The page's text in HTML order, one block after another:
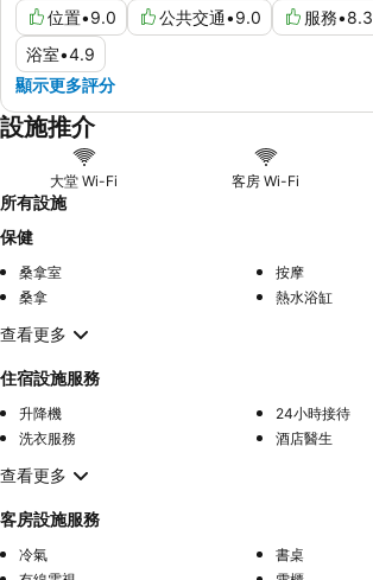
位置•9.0 公共交通•9.0 服務•8.3
浴室•4.9
顯示更多評分
設施推介
大堂 Wi-Fi 客房 Wi-Fi
所有設施
保健
桑拿室
按摩
桑拿
熱水浴缸
查看更多
住宿設施服務
升降機
24小時接待
洗衣服務
酒店醫生
查看更多
客房設施服務
冷氣
書桌